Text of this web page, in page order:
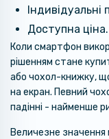
Доступна ціна.
Коли смартфон
рішенням стане
або чохол-книжку,
на екран. Певний
падінні - найменше
Величезне значення